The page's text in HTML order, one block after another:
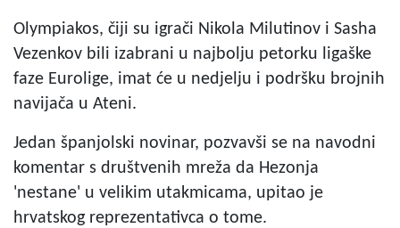
Olympiakos, čiji su igrači Nikola Milutinov i Sasha
Vezenkov bili izabrani u najbolju petorku ligaške
faze Eurolige, imat će u nedjelju i podršku brojnih
navijača u Ateni.
Jedan španjolski novinar, pozvavši se na navodni
komentar s društvenih mreža da Hezonja
'nestane' u velikim utakmicama, upitao je
hrvatskog reprezentativca o tome.